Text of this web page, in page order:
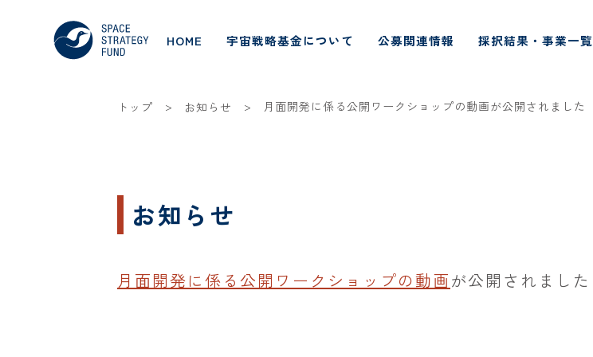
HOME 宇宙戦略基金について 公募関連情報 採択結果・事業一覧
トップ > お知らせ > 月面開発に係る公開ワークショップの動画が公開されました
お知らせ
月面開発に係る公開ワークショップの動画が公開されました